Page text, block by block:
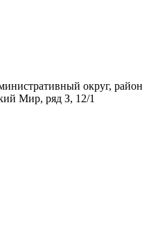
округ, район
Мир, ряд З, 12/1